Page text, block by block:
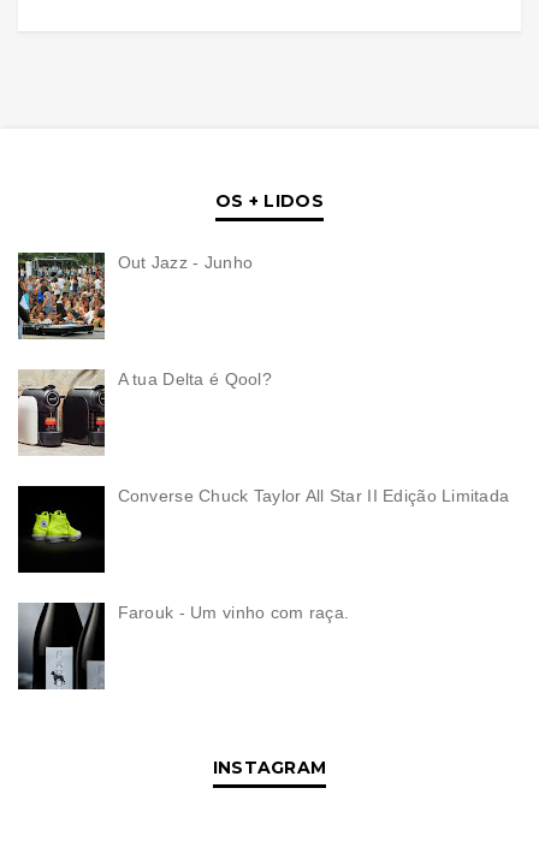
OS + LIDOS
Out Jazz - Junho
A tua Delta é Qool?
Converse Chuck Taylor All Star II Edição Limitada
Farouk - Um vinho com raça.
INSTAGRAM